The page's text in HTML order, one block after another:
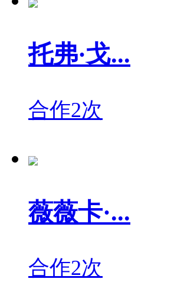
托弗·戈...
合作2次
薇薇卡·...
合作2次